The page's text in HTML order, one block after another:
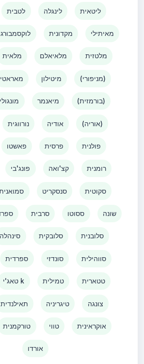
לטבית לינגלה ליטאית
מקדונית מאיתילי
מלאית מלאיאלם מלטזית
מאראטי מיטילון (מניפורי)
מיאנמר (בורמזית)
נורווגית אודיה (אוריה)
פאשטו פרסית פולנית
פונג'בי קצ'ואה רומנית
סנסקריט סקוטית
סרבית ססוטו שונה
סינהלה סלובקית סלובנית
ספרדית סונדזי סווהילית
טאג'י k טמילית טטארית
תאילנדית טיגריניה צונגה
טורקמנית טווי אוקראינית
אורדו